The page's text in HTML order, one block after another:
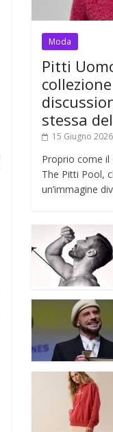
Moda
Pitti
stessa
15 Giugno 2026
Proprio come
The Pitti Pool,
un’immagine